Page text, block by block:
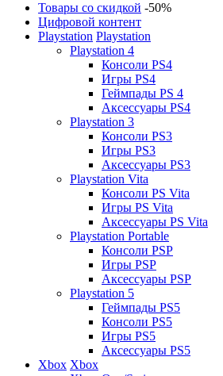
Товары со скидкой -50%
Цифровой контент
Playstation Playstation
Playstation 4
Консоли PS4
Игры PS4
Геймпады PS 4
Аксессуары PS4
Playstation 3
Консоли PS3
Игры PS3
Аксессуары PS3
Playstation Vita
Консоли PS Vita
Игры PS Vita
Аксессуары PS Vita
Playstation Portable
Консоли PSP
Игры PSP
Аксессуары PSP
Playstation 5
Геймпады PS5
Консоли PS5
Игры PS5
Аксессуары PS5
Xbox Xbox